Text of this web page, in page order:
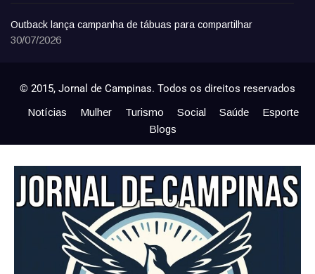
Outback lança campanha de tábuas para compartilhar
30/07/2026
© 2015, Jornal de Campinas. Todos os direitos reservados
Notícias Mulher Turismo Social Saúde
Esporte
Blogs